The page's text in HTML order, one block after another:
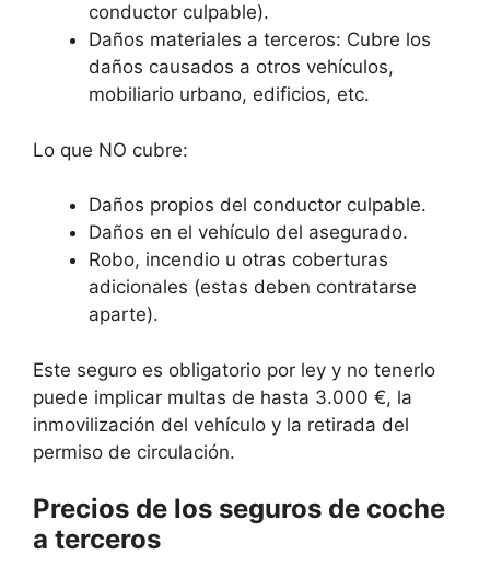
conductor culpable).
Daños materiales a terceros: Cubre los
daños causados a otros vehículos,
mobiliario urbano, edificios, etc.
Lo que NO cubre:
Daños propios del conductor culpable.
Daños en el vehículo del asegurado.
Robo, incendio u otras coberturas
adicionales (estas deben contratarse
aparte).
Este seguro es obligatorio por ley y no tenerlo
puede implicar multas de hasta 3.000 €, la
inmovilización del vehículo y la retirada del
permiso de circulación.
Precios de los seguros de coche
a terceros